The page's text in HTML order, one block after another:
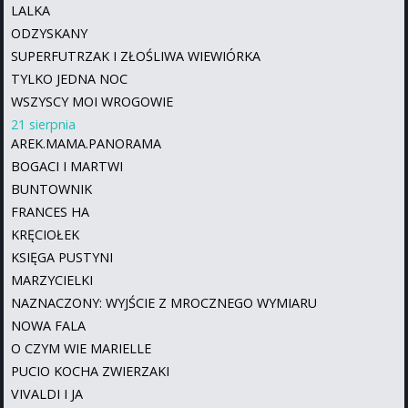
LALKA
ODZYSKANY
SUPERFUTRZAK I ZŁOŚLIWA WIEWIÓRKA
TYLKO JEDNA NOC
WSZYSCY MOI WROGOWIE
21 sierpnia
AREK.MAMA.PANORAMA
BOGACI I MARTWI
BUNTOWNIK
FRANCES HA
KRĘCIOŁEK
KSIĘGA PUSTYNI
MARZYCIELKI
NAZNACZONY: WYJŚCIE Z MROCZNEGO WYMIARU
NOWA FALA
O CZYM WIE MARIELLE
PUCIO KOCHA ZWIERZAKI
VIVALDI I JA